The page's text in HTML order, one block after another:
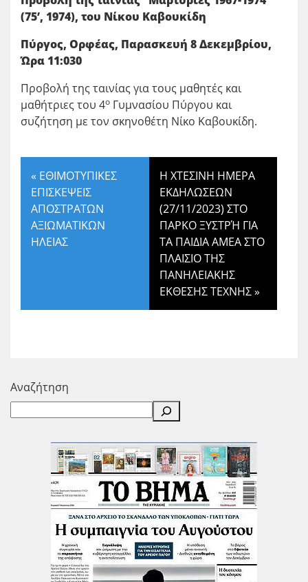
(75’, 1974), του Νίκου Καβουκίδη
Πύργος, Ορφέας, Παρασκευή 8 Δεκεμβρίου,
Ώρα 11:030
Προβολή της ταινίας για τους μαθητές και
μαθήτριες του 4ο Γυμνασίου Πύργου και
συζήτηση με τον σκηνοθέτη Νίκο Καβουκίδη.
« ΕΘΙΜΟΤΥΠΙΚΕΣ
ΕΠΙΣΚΕΨΕΙΣ
ΑΠΟΣΤΡΑΤΩΝ
ΑΞΙΩΜΑΤΙΚΩΝ
ΗΛΕΙΑΣ
Η ΧΤΕΣΙΝΗ ΗΜΕΡΑ
ΕΚΔΗΛΩΣΕΩΝ
(27/11/2023) ΣΤΟ
ΠΑΡΚΟ ΞΥΣΤΡΉ ΓΙΑ
ΤΑ ΠΑΙΔΙΑ ΑΜΕΑ ΣΤΟ
ΠΛΑΙΣΙΟ ΤΗΣ
ΠΑΝΗΛΕΙΑΚΗΣ
ΕΚΘΕΣΗΣ ΤΕΧΝΗΣ»
Αναζήτηση